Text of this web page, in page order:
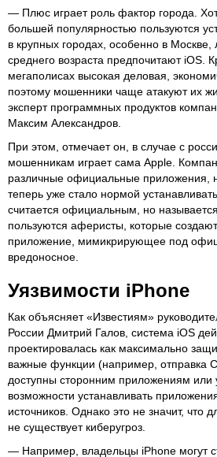
— Плюс играет роль фактор города.
большей популярностью пользуются
в крупных городах, особенно в
среднего возраста предпочитают iOS.
мегаполисах высокая деловая,
поэтому мошенники чаще атакуют их
эксперт программных продуктов
Максим Александров.
При этом, отмечает он, в случае с
мошенникам играет сама Apple.
различные официальные приложения,
теперь уже стало нормой
считается официальным, но
пользуются аферисты, которые
приложение, мимикрирующее под
вредоносное.
Уязвимости iPhone
Как объясняет «Известиям»
России Дмитрий Галов, система iOS
проектировалась как максимально
важные функции (например, отправка
доступны сторонним приложениям или
возможности устанавливать
источников. Однако это не значит, что
не существует киберугроз.
— Например, владельцы iPhone могут